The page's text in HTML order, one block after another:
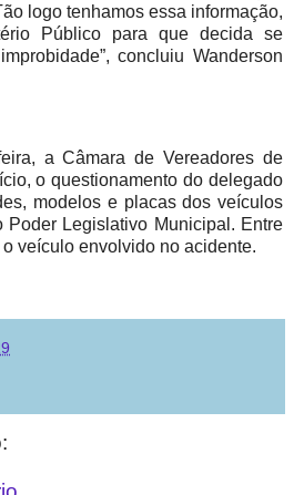
logo tenhamos essa informação,
Público para que decida se
concluiu Wanderson
a Câmara de Vereadores de
o questionamento do delegado
modelos e placas dos veículos
Poder Legislativo Municipal. Entre
veículo envolvido no acidente.